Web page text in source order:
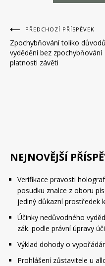
Navigace
pro
příspěvek
PŘEDCHOZÍ PŘÍSPĚVEK
Zpochybňování toliko důvodů
vydědění bez zpochybňování
platnosti závěti
NEJNOVĚJŠÍ
Verifikace pravosti
posudku znalce z oboru
jediný důkazní prostředek
Účinky nedůvodného
zák. podle právní úpravy
Výklad dohody o
Prohlášení zůstavitele u